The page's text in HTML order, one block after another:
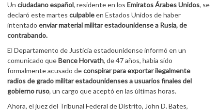
Un ciudadano español, residente en los Emiratos Árabes Unidos, se
declaró este martes culpableen Estados Unidos de haber
intentado enviar material militar estadounidense a Rusia, de
contrabando.
El Departamento de Justicia estadounidense informó en un
comunicado queBence Horvath, de 47 años, había sido
formalmente acusado deconspirar para exportar ilegalmente
radios de grado militar estadounidenses a usuarios finales del
gobierno ruso, un cargo que aceptó en las últimas horas.
Ahora, el juez del Tribunal Federal de Distrito, John D. Bates,